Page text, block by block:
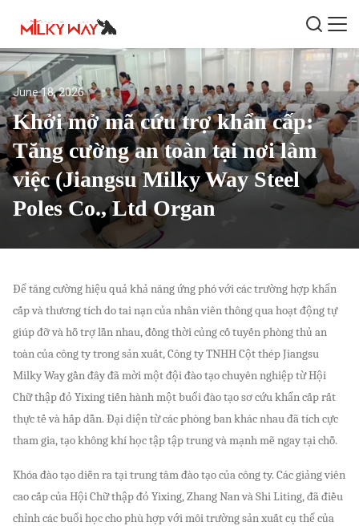
June 18, 2026
Khởi mở mã cứu trợ khẩn cấp:
Tăng cường an toàn tại nơi làm
việc (Jiangsu Milky Way Steel
Poles Co., Ltd Organ
Để tăng cường hiệu quả khả năng ứng phó với các trường hợp khẩn
cấp và thương tích do tai nạn của nhân viên thông qua hoạt động tự
giúp đỡ và hỗ trợ lẫn nhau, đồng thời củng cố tuyến phòng thủ an
toàn của công ty trong sản xuất, Công ty TNHH Cột thép Jiangsu
Milky Way gần đây đã mời một đội đào tạo chuyên nghiệp từ Hội
Chữ thập đỏ Yixing tiến hành một buổi đào tạo sơ cứu khẩn cấp rất
thực tế và hấp dẫn. Đại diện từ các phòng ban khác nhau đã tích cực
tham gia, tạo không khí học tập tập trung và mạnh mẽ ngay tại chỗ.
Khóa đào tạo diễn ra tại trung tâm đào tạo của công ty. Các giảng viên
cao cấp của Hội Chữ thập đỏ Yixing, Zhang Nan và Shi Liting, đã điều
chỉnh các buổi học cho phù hợp với môi trường sản xuất cụ thể của